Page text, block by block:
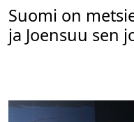
Suomi on
ja Joensuu sen